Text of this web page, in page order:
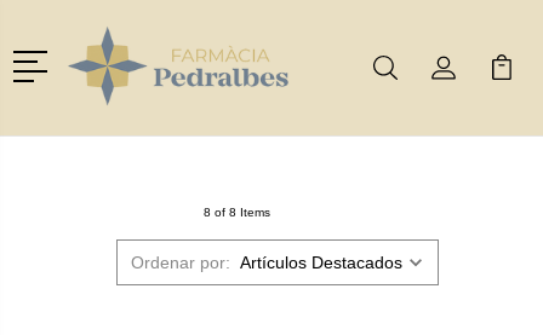
Menú
BuscarMi Cuenta
Mi
8 of 8 Items
Ordenar por: